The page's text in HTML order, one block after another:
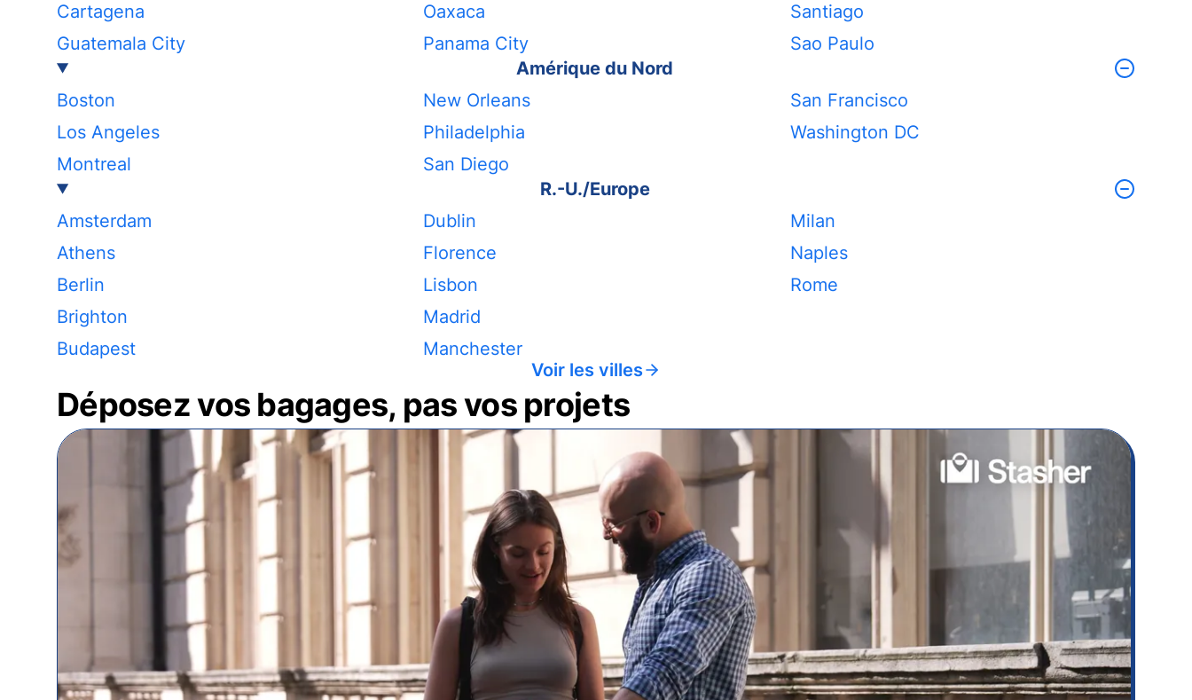
Cartagena
Guatemala City
Oaxaca
Panama City
Santiago
Sao Paulo
Amérique du Nord
Boston
Los Angeles
Montreal
New Orleans
Philadelphia
San Diego
San Francisco
Washington DC
R.-U./Europe
Amsterdam
Athens
Berlin
Brighton
Budapest
Dublin
Florence
Lisbon
Madrid
Manchester
Milan
Naples
Rome
Voir les villes
Déposez vos bagages, pas vos projets